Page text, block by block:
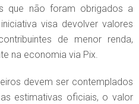
que não foram obrigados a
visa devolver valores
de menor renda,
na economia via Pix.
devem ser contemplados
estimativas oficiais, o valor